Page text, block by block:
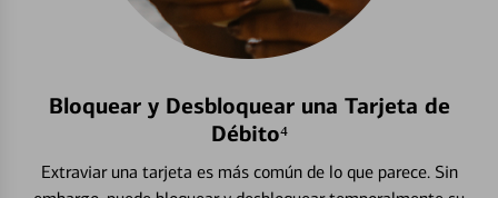
Bloquear y Desbloquear una Tarjeta de
Débito⁴
Extraviar una tarjeta es más común de lo que parece. Sin